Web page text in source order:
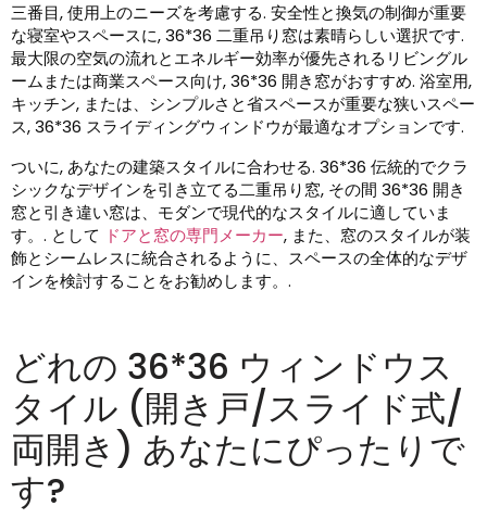
三番目, 使用上のニーズを考慮する. 安全性と換気の制御が重要
な寝室やスペースに, 36*36 二重吊り窓は素晴らしい選択です.
最大限の空気の流れとエネルギー効率が優先されるリビングル
ームまたは商業スペース向け, 36*36 開き窓がおすすめ. 浴室用,
キッチン, または、シンプルさと省スペースが重要な狭いスペー
ス, 36*36 スライディングウィンドウが最適なオプションです.
ついに, あなたの建築スタイルに合わせる. 36*36 伝統的でクラ
シックなデザインを引き立てる二重吊り窓, その間 36*36 開き
窓と引き違い窓は、モダンで現代的なスタイルに適していま
す。. として ドアと窓の専門メーカー, また、窓のスタイルが装
飾とシームレスに統合されるように、スペースの全体的なデザ
インを検討することをお勧めします。.
どれの 36*36 ウィンドウス
タイル (開き戸/スライド式/
両開き) あなたにぴったりで
す?